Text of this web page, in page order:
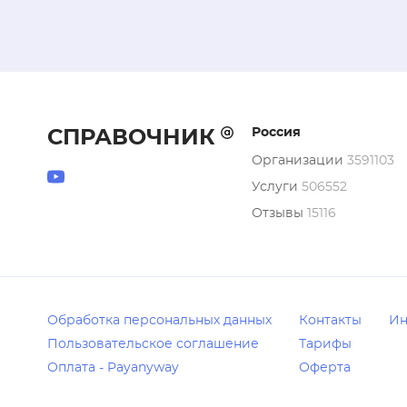
отдыха. Мы
СПРАВОЧНИК Россия
Организации 3591103
Услуги 506552
Отзывы 15116
Обработка персональных данных
Пользовательское соглашение
Оплата - Payanyway
Контакты
Тарифы
Оферта